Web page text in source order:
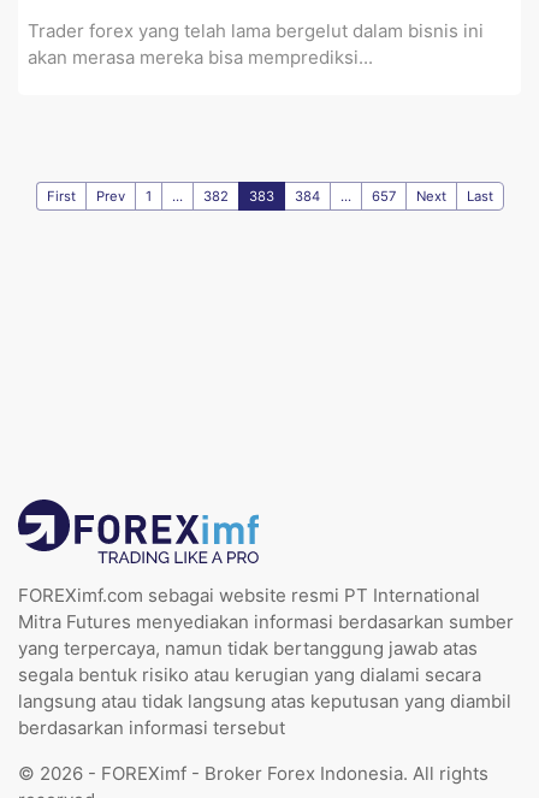
Trader forex yang telah lama bergelut dalam bisnis ini
akan merasa mereka bisa memprediksi...
First Prev 1 ... 382 383 384 ... 657 Next Last
FOREXimf.com sebagai website resmi PT International
Mitra Futures menyediakan informasi berdasarkan sumber
yang terpercaya, namun tidak bertanggung jawab atas
segala bentuk risiko atau kerugian yang dialami secara
langsung atau tidak langsung atas keputusan yang diambil
berdasarkan informasi tersebut
© 2026 - FOREXimf - Broker Forex Indonesia. All rights